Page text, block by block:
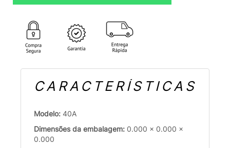
CARACTERÍSTICAS
Modelo: 40A
Dimensões da embalagem: 0.000 x 0.000 x
0.000